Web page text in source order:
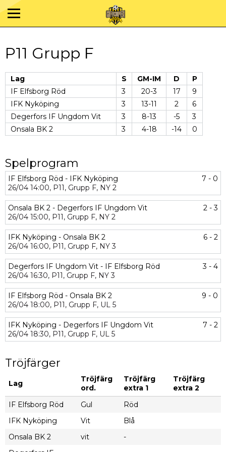
P11 Grupp F
Lag S GM-IM D
P
IF Elfsborg Röd
3 20-3 17
9
IFK Nyköping
3 13-11 2
6
Degerfors IF Ungdom Vit
3 8-13 -5
3
Onsala BK 2
3 4-18 -14 0
Spelprogram
IF Elfsborg Röd - IFK Nyköping
7 - 0
26/04 14:00, P11, Grupp F, NY 2
Onsala BK 2 - Degerfors IF Ungdom Vit
2 - 3
26/04 15:00, P11, Grupp F, NY 2
IFK Nyköping - Onsala BK 2
6 - 2
26/04 16:00, P11, Grupp F, NY 3
Degerfors IF Ungdom Vit - IF Elfsborg Röd
3 - 4
26/04 16:30, P11, Grupp F, NY 3
IF Elfsborg Röd - Onsala BK 2
9 - 0
26/04 18:00, P11, Grupp F, UL 5
IFK Nyköping - Degerfors IF Ungdom Vit
7 - 2
26/04 18:30, P11, Grupp F, UL 5
Tröjfärger
Lag
Tröjfärg
ord.
Tröjfärg
extra 1
Tröjfärg
extra 2
IF Elfsborg Röd
Gul
Röd
IFK Nyköping
Vit
Blå
Onsala BK 2
vit
-